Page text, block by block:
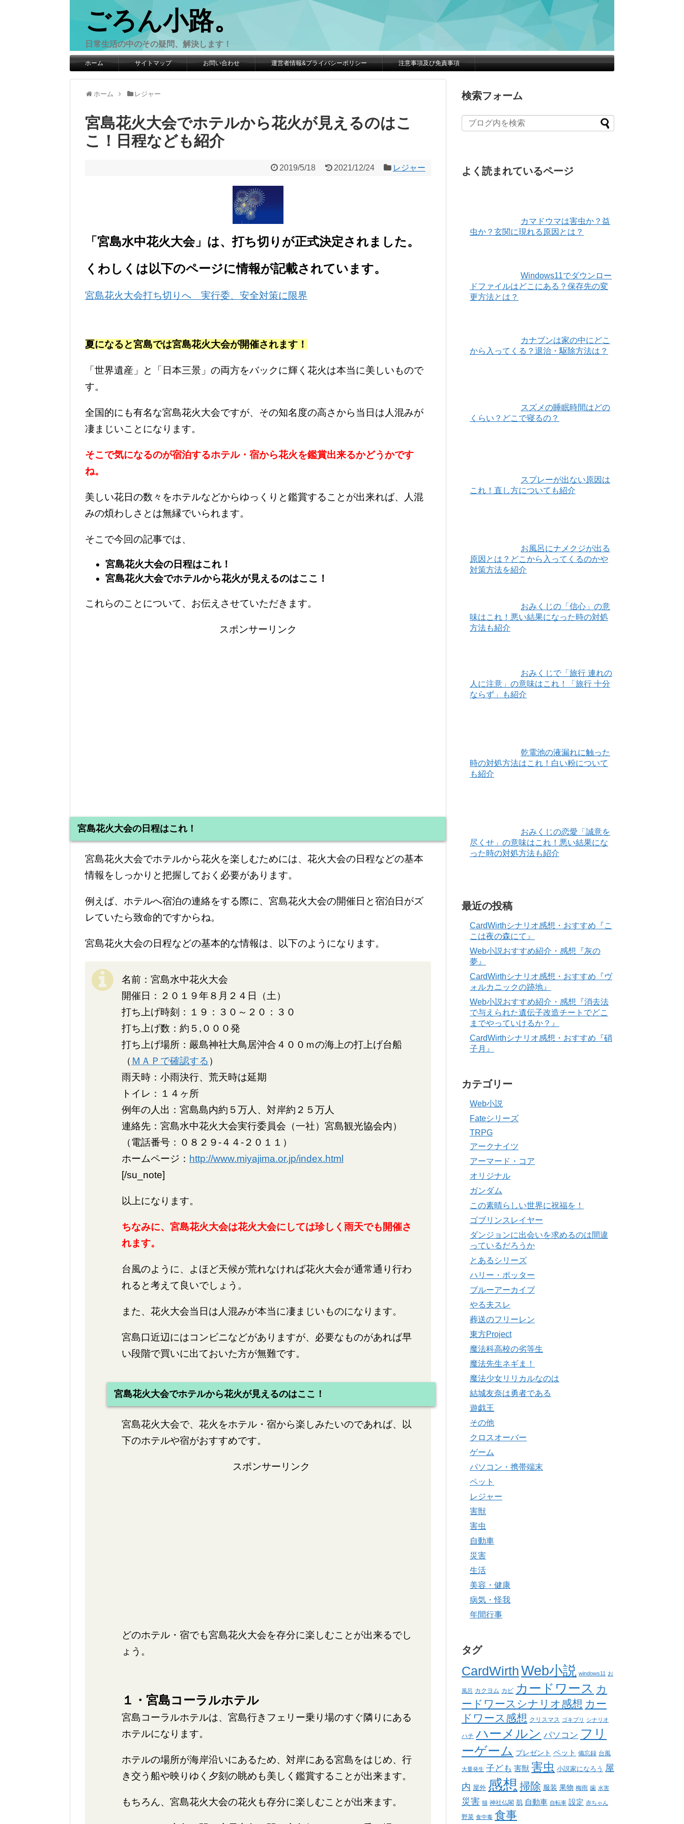
ごろん小路。
日常生活の中のその疑問、解決します！
ホーム サイトマップ お問い合わせ 運営者情報&プライバシーポリシー 注意事項及び免責事項
ホーム レジャー
宮島花火大会でホテルから花火が見えるのはこ
こ！日程なども紹介
2019/5/18 2021/12/24 レジャー
「宮島水中花火大会」は、打ち切りが正式決定されました。
くわしくは以下のページに情報が記載されています。
宮島花火大会打ち切りへ 実行委、安全対策に限界
夏になると宮島では宮島花火大会が開催されます！
「世界遺産」と「日本三景」の両方をバックに輝く花火は本当に美しいもので
す。
全国的にも有名な宮島花火大会ですが、その知名度の高さから当日は人混みが
凄まじいことになります。
そこで気になるのが宿泊するホテル・宿から花火を鑑賞出来るかどうかです
ね。
美しい花日の数々をホテルなどからゆっくりと鑑賞することが出来れば、人混
みの煩わしさとは無縁でいられます。
そこで今回の記事では、
宮島花火大会の日程はこれ！
宮島花火大会でホテルから花火が見えるのはここ！
これらのことについて、お伝えさせていただきます。
スポンサーリンク
宮島花火大会の日程はこれ！
宮島花火大会でホテルから花火を楽しむためには、花火大会の日程などの基本
情報をしっかりと把握しておく必要があります。
例えば、ホテルへ宿泊の連絡をする際に、宮島花火大会の開催日と宿泊日がズ
レていたら致命的ですからね。
宮島花火大会の日程などの基本的な情報は、以下のようになります。
名前：宮島水中花火大会
開催日：２０１９年８月２４日（土）
打ち上げ時刻：１９：３０～２０：３０
打ち上げ数：約５,０００発
打ち上げ場所：嚴島神社大鳥居沖合４００ｍの海上の打上げ台船
（ ＭＡＰで確認する ）
雨天時：小雨決行、荒天時は延期
トイレ：１４ヶ所
例年の人出：宮島島内約５万人、対岸約２５万人
連絡先：宮島水中花火大会実行委員会（一社）宮島観光協会内）
（電話番号：０８２９-４４-２０１１）
ホームページ： http://www.miyajima.or.jp/index.html
[/su_note]
以上になります。
ちなみに、宮島花火大会は花火大会にしては珍しく雨天でも開催さ
れます。
台風のように、よほど天候が荒れなければ花火大会が通常通り行わ
れると考えて良いでしょう。
また、花火大会当日は人混みが本当に凄まじいものになります。
宮島口近辺にはコンビニなどがありますが、必要なものがあれば早
い段階で買いに出ておいた方が無難です。
宮島花火大会でホテルから花火が見えるのはここ！
宮島花火大会で、花火をホテル・宿から楽しみたいのであれば、以
下のホテルや宿がおすすめです。
スポンサーリンク
どのホテル・宿でも宮島花火大会を存分に楽しむことが出来るでし
ょう。
１・宮島コーラルホテル
宮島コーラルホテルは、宮島行きフェリー乗り場のすぐ隣りにある
ホテルになります。
ホテルの場所が海岸沿いにあるため、対岸にある宮島をはじめ、行
き交う船や映りゆく夕刻の眺めも美しく鑑賞することが出来ます。
もちろん、宮島花火大会の花火も存分に楽しむことが出来ます。
検索フォーム
よく読まれているページ
カマドウマは害虫か？益
虫か？玄関に現れる原因とは？
Windows11でダウンロー
ドファイルはどこにある？保存先の変
更方法とは？
カナブンは家の中にどこ
から入ってくる？退治・駆除方法は？
スズメの睡眠時間はどの
くらい？どこで寝るの？
スプレーが出ない原因は
これ！直し方についても紹介
お風呂にナメクジが出る
原因とは？どこから入ってくるのかや
対策方法を紹介
おみくじの「信心」の意
味はこれ！悪い結果になった時の対処
方法も紹介
おみくじで「旅行 連れの
人に注意」の意味はこれ！「旅行 十分
ならず」も紹介
乾電池の液漏れに触った
時の対処方法はこれ！白い粉について
も紹介
おみくじの恋愛「誠意を
尽くせ」の意味はこれ！悪い結果にな
った時の対処方法も紹介
最近の投稿
CardWirthシナリオ感想・おすすめ『こ
こは夜の森にて』
Web小説おすすめ紹介・感想『灰の
夢』
CardWirthシナリオ感想・おすすめ『ヴ
ォルカニックの跡地』
Web小説おすすめ紹介・感想『消去法
で与えられた遺伝子改造チートでどこ
までやっていけるか？』
CardWirthシナリオ感想・おすすめ『硝
子月』
カテゴリー
Web小説
Fateシリーズ
TRPG
アークナイツ
アーマード・コア
オリジナル
ガンダム
この素晴らしい世界に祝福を！
ゴブリンスレイヤー
ダンジョンに出会いを求めるのは間違
っているだろうか
とあるシリーズ
ハリー・ポッター
ブルーアーカイブ
やる夫スレ
葬送のフリーレン
東方Project
魔法科高校の劣等生
魔法先生ネギま！
魔法少女リリカルなのは
結城友奈は勇者である
遊戯王
その他
クロスオーバー
ゲーム
パソコン・携帯端末
ペット
レジャー
害獣
害虫
自動車
災害
生活
美容・健康
病気・怪我
年間行事
タグ
CardWirthWeb小説 windows11 お
風呂 カクヨム カビ カードワース カ
ードワースシナリオ感想 カー
ドワース感想 クリスマス ゴキブリ シナリオ
ハチ ハーメルン パソコン フリ
ーゲーム プレゼント ペット 備忘録 台風
大量発生 子ども 害獣 害虫 小説家になろう 屋
内 屋外 感想 掃除 服装 果物 梅雨 歯 水害
災害 猫 神社仏閣 肌 自動車 自転車 設定 赤ちゃん
野菜 食中毒 食事